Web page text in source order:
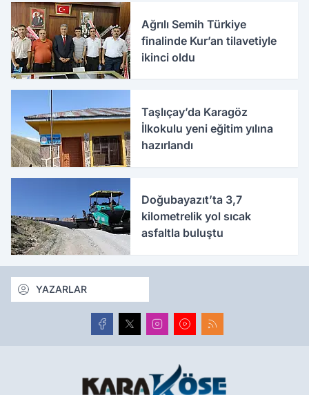
Ağrılı Semih Türkiye
finalinde Kur’an tilavetiyle
ikinci oldu
Taşlıçay’da Karagöz
İlkokulu yeni eğitim yılına
hazırlandı
Doğubayazıt’ta 3,7
kilometrelik yol sıcak
asfaltla buluştu
YAZARLAR